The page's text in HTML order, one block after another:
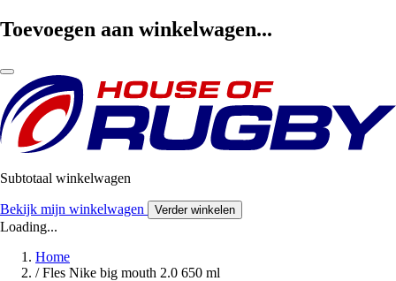
Toevoegen aan winkelwagen...
Subtotaal winkelwagen
Bekijk mijn winkelwagen Verder winkelen
Loading...
Home
/ Fles Nike big mouth 2.0 650 ml